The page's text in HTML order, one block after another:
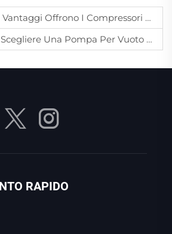
Offrono I Compressori A Vite Rotativa Per Le Operazioni Industriali 24/7?
Pompa Per Vuoto A Secco Che Soddisfi Gli Standard Di Pulizia Degli Impianti Farmaceutici?
RAPIDO